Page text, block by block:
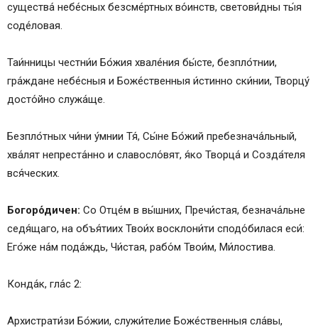
существа́ небе́сных безсме́ртных во́инств, светови́дны ты́я
соде́ловая.
Таи́нницы честни́и Бо́жия хвале́ния бы́сте, безпло́тнии,
гра́ждане небе́сныя и Боже́ственныя и́стинно ски́нии, Творцу́
досто́йно служа́ще.
Безпло́тных чи́ни у́мнии Тя́, Сы́не Бо́жий пребезнача́льный,
хва́лят непреста́нно и славосло́вят, я́ко Творца́ и Созда́теля
вся́ческих.
Богоро́дичен: Со Отце́м в вы́шних, Пречи́стая, безнача́льне
седя́щаго, на объя́тиих Твои́х восклони́ти сподо́билася еси́:
Его́же на́м пода́ждь, Чи́стая, рабо́м Твои́м, Ми́лостива.
Конда́к, гла́с 2:
Архистрати́зи Бо́жии, служи́телие Боже́ственныя сла́вы,